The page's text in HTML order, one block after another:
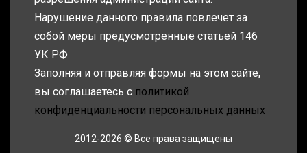
Нарушение данного правила повлечет за
собой меры предусмотренные статьей 146
УК РФ.
Заполняя и отправляя формы на этом сайте,
вы соглашаетесь с политикой
конфиденциальности персональных данных
2012-2026 © Все права защищены